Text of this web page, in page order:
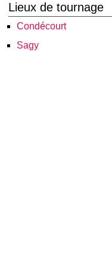
Lieux de tournage
Condécourt
Sagy